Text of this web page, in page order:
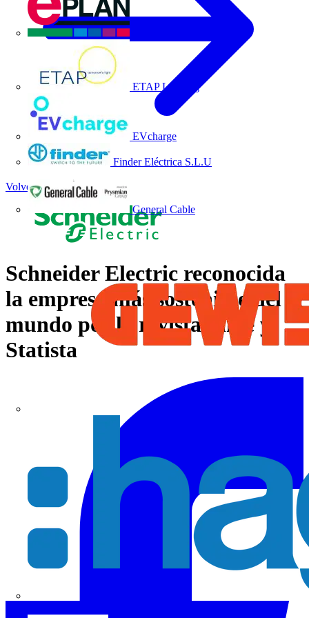
ETAP Lighting
EVcharge
Finder Eléctrica S.L.U
General Cable
Volver a Noticias
Schneider Electric reconocida
la empresa más sostenible del
mundo por la revista Time y
Statista